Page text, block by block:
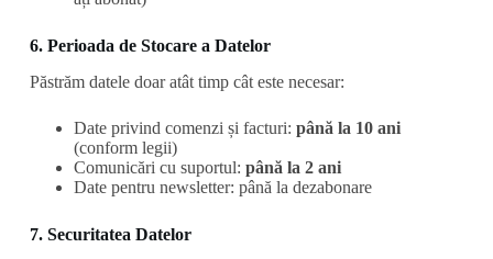
6. Perioada de Stocare a Datelor
Păstrăm datele doar atât timp cât este necesar:
Date privind comenzi și facturi: până la 10 ani
(conform legii)
Comunicări cu suportul: până la 2 ani
Date pentru newsletter: până la dezabonare
7. Securitatea Datelor